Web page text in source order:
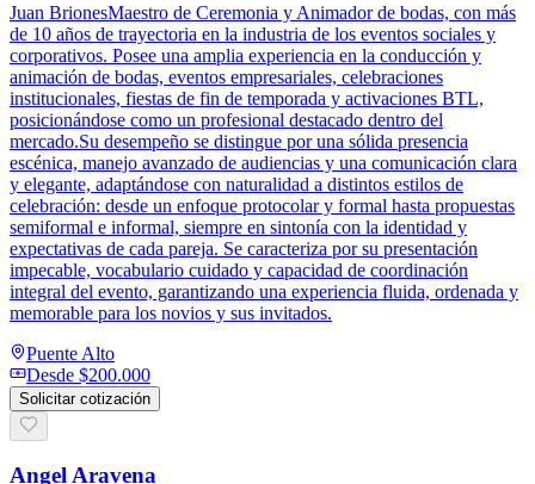
Juan BrionesMaestro de Ceremonia y Animador de bodas, con más
de 10 años de trayectoria en la industria de los eventos sociales y
corporativos. Posee una amplia experiencia en la conducción y
animación de bodas, eventos empresariales, celebraciones
institucionales, fiestas de fin de temporada y activaciones BTL,
posicionándose como un profesional destacado dentro del
mercado.Su desempeño se distingue por una sólida presencia
escénica, manejo avanzado de audiencias y una comunicación clara
y elegante, adaptándose con naturalidad a distintos estilos de
celebración: desde un enfoque protocolar y formal hasta propuestas
semiformal e informal, siempre en sintonía con la identidad y
expectativas de cada pareja. Se caracteriza por su presentación
impecable, vocabulario cuidado y capacidad de coordinación
integral del evento, garantizando una experiencia fluida, ordenada y
memorable para los novios y sus invitados.
Puente Alto
Desde $200.000
Solicitar cotización
Angel Aravena